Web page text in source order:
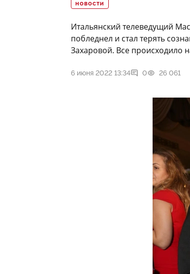
НОВОСТИ
Итальянский телеведущий
побледнел и стал терять
Захаровой. Все происходило
6 июня 2022 13:34 0 26 061